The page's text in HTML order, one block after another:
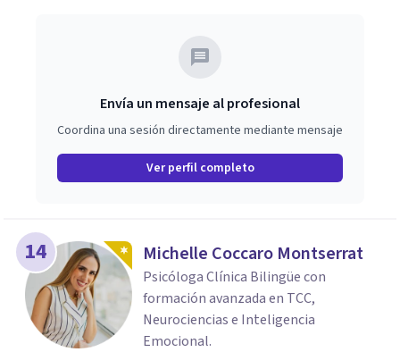
Envía un mensaje al profesional
Coordina una sesión directamente mediante mensaje
Ver perfil completo
14 Michelle Coccaro Montserrat
Psicóloga Clínica Bilingüe con
formación avanzada en TCC,
Neurociencias e Inteligencia
Emocional.